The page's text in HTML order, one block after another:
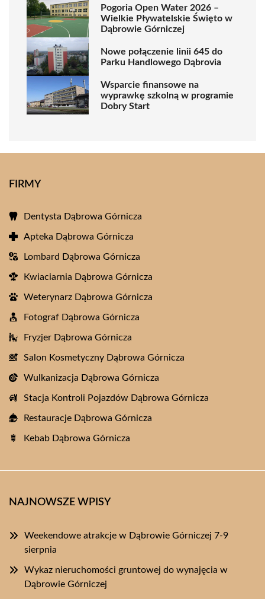
Pogoria Open Water 2026 –
Wielkie Pływatelskie Święto w
Dąbrowie Górniczej
Nowe połączenie linii 645 do
Parku Handlowego Dąbrovia
Wsparcie finansowe na
wyprawkę szkolną w programie
Dobry Start
FIRMY
Dentysta Dąbrowa Górnicza
Apteka Dąbrowa Górnicza
Lombard Dąbrowa Górnicza
Kwiaciarnia Dąbrowa Górnicza
Weterynarz Dąbrowa Górnicza
Fotograf Dąbrowa Górnicza
Fryzjer Dąbrowa Górnicza
Salon Kosmetyczny Dąbrowa Górnicza
Wulkanizacja Dąbrowa Górnicza
Stacja Kontroli Pojazdów Dąbrowa Górnicza
Restauracje Dąbrowa Górnicza
Kebab Dąbrowa Górnicza
NAJNOWSZE WPISY
Weekendowe atrakcje w Dąbrowie Górniczej 7-9
sierpnia
Wykaz nieruchomości gruntowej do wynajęcia w
Dąbrowie Górniczej